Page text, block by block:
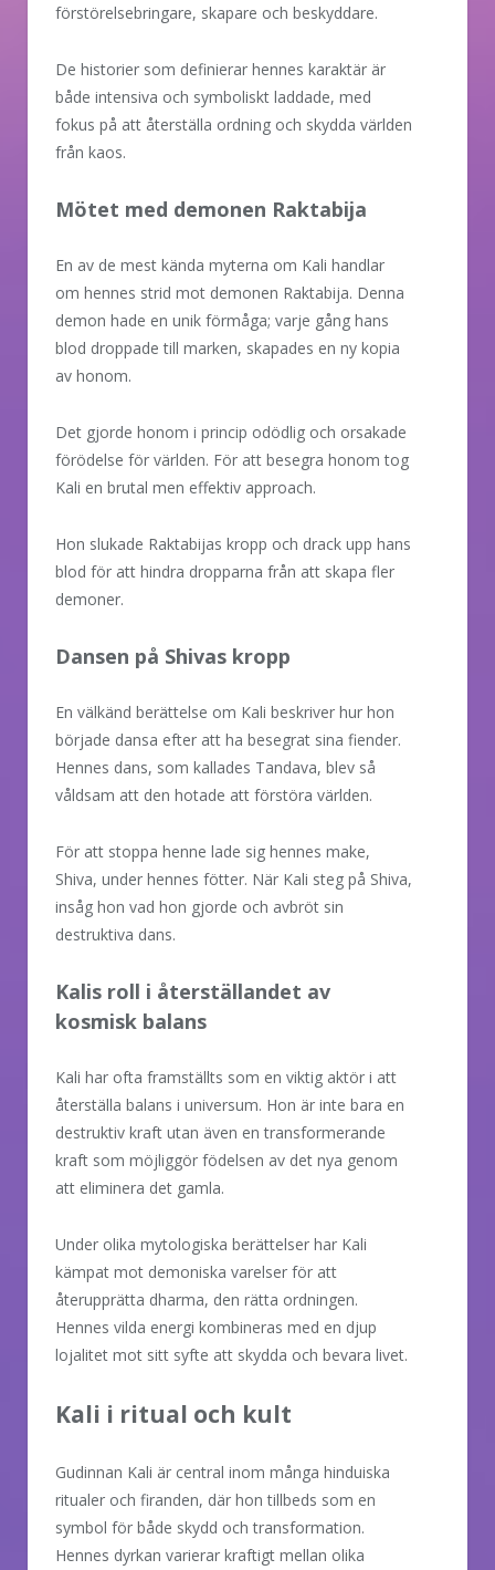
förstörelsebringare, skapare och beskyddare.
De historier som definierar hennes karaktär är
både intensiva och symboliskt laddade, med
fokus på att återställa ordning och skydda världen
från kaos.
Mötet med demonen Raktabija
En av de mest kända myterna om Kali handlar
om hennes strid mot demonen Raktabija. Denna
demon hade en unik förmåga; varje gång hans
blod droppade till marken, skapades en ny kopia
av honom.
Det gjorde honom i princip odödlig och orsakade
förödelse för världen. För att besegra honom tog
Kali en brutal men effektiv approach.
Hon slukade Raktabijas kropp och drack upp hans
blod för att hindra dropparna från att skapa fler
demoner.
Dansen på Shivas kropp
En välkänd berättelse om Kali beskriver hur hon
började dansa efter att ha besegrat sina fiender.
Hennes dans, som kallades Tandava, blev så
våldsam att den hotade att förstöra världen.
För att stoppa henne lade sig hennes make,
Shiva, under hennes fötter. När Kali steg på Shiva,
insåg hon vad hon gjorde och avbröt sin
destruktiva dans.
Kalis roll i återställandet av
kosmisk balans
Kali har ofta framställts som en viktig aktör i att
återställa balans i universum. Hon är inte bara en
destruktiv kraft utan även en transformerande
kraft som möjliggör födelsen av det nya genom
att eliminera det gamla.
Under olika mytologiska berättelser har Kali
kämpat mot demoniska varelser för att
återupprätta dharma, den rätta ordningen.
Hennes vilda energi kombineras med en djup
lojalitet mot sitt syfte att skydda och bevara livet.
Kali i ritual och kult
Gudinnan Kali är central inom många hinduiska
ritualer och firanden, där hon tillbeds som en
symbol för både skydd och transformation.
Hennes dyrkan varierar kraftigt mellan olika